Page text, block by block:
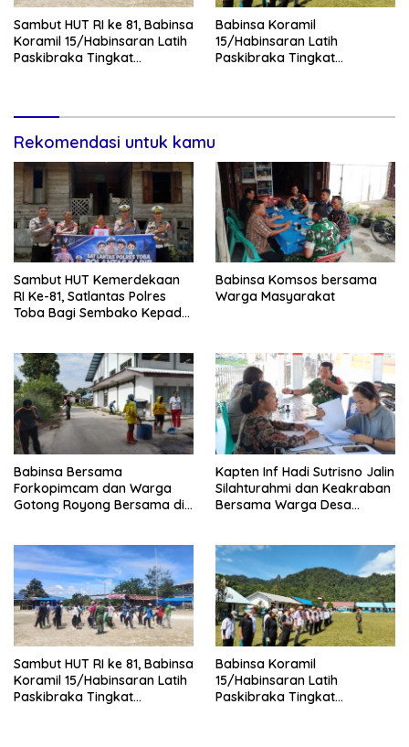
Sambut HUT RI ke 81, Babinsa
Koramil 15/Habinsaran Latih
Paskibraka Tingkat
Babinsa Koramil
15/Habinsaran Latih
Paskibraka Tingkat
Rekomendasi untuk kamu
Sambut HUT Kemerdekaan
RI Ke-81, Satlantas Polres
Toba Bagi Sembako Kepada
Babinsa Komsos bersama
Warga Masyarakat
Babinsa Bersama
Forkopimcam dan Warga
Gotong Royong Bersama di
Kapten Inf Hadi Sutrisno Jalin
Silahturahmi dan Keakraban
Bersama Warga Desa
Sambut HUT RI ke 81, Babinsa
Koramil 15/Habinsaran Latih
Paskibraka Tingkat
Babinsa Koramil
15/Habinsaran Latih
Paskibraka Tingkat